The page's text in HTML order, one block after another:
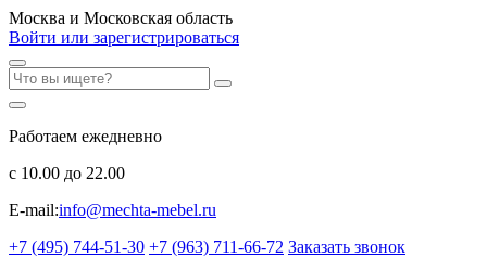
Москва и Московская область
Войти или зарегистрироваться
Работаем ежедневно
с 10.00 до 22.00
E-mail:info@mechta-mebel.ru
+7 (495) 744-51-30 +7 (963) 711-66-72 Заказать звонок